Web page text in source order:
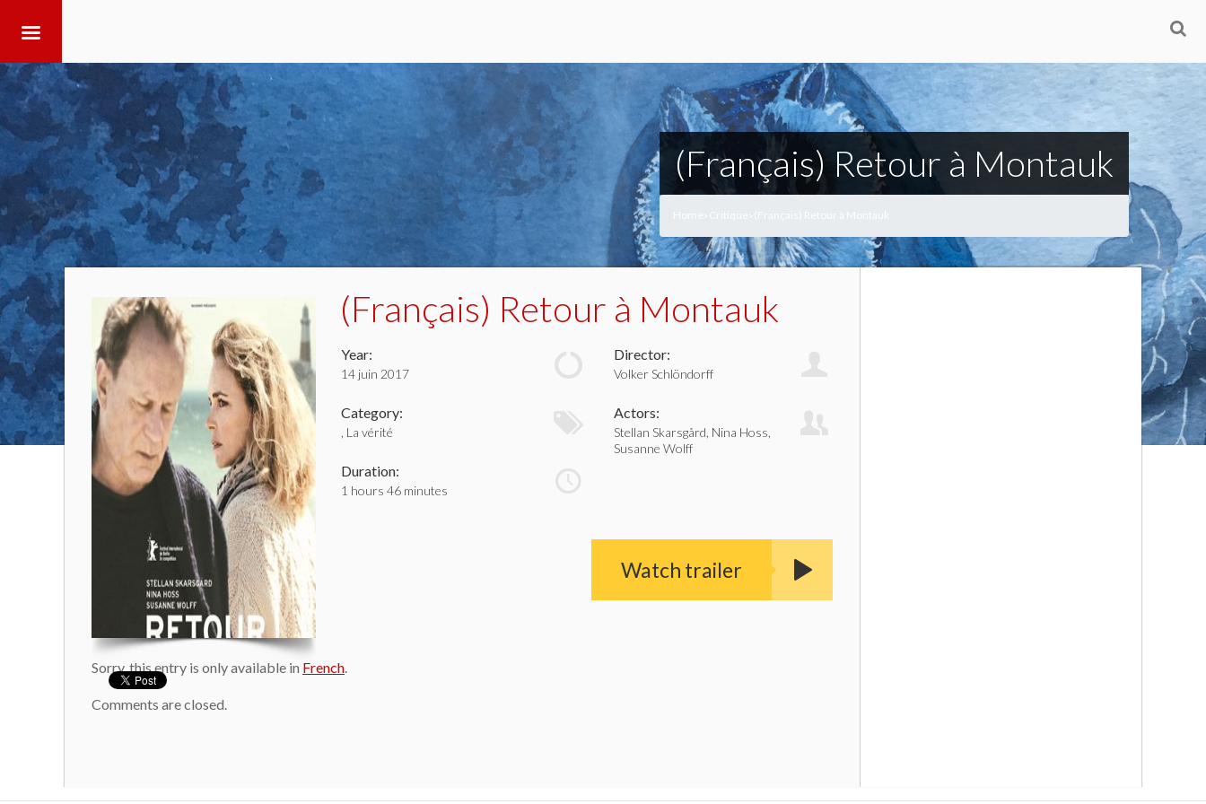
(Français) Retour à Montauk
(Français) Retour à Montauk
Year:
14 juin 2017
Category:
, La vérité
Duration:
1 hours 46 minutes
Director:
Volker Schlöndorff
Actors:
Stellan Skarsgård, Nina Hoss,
Susanne Wolff
Watch trailer
Sorry, this entry is only available in French.
Comments are closed.